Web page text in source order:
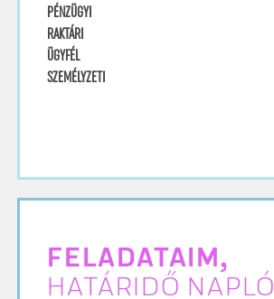
PÉNZÜGYI
RAKTÁRI
ÜGYFÉL
SZEMÉLYZETI
FELADATAIM,
HATÁRIDŐ NAPLÓ